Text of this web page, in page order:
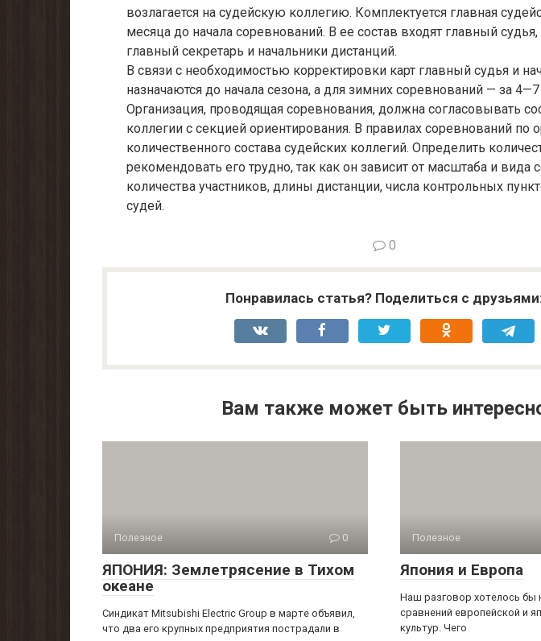
возлагается на судейскую коллегию. Комплектуется главная
месяца до начала соревнований. В ее состав входят главный судья,
главный секретарь и начальники дистанций.
В связи с необходимостью корректировки карт главный судья и
назначаются до начала сезона, а для зимних соревнований — за
Организация, проводящая соревнования, должна согласовывать
коллегии с секцией ориентирования. В правилах соревнований по
количественного состава судейских коллегий. Определить
рекомендовать его трудно, так как он зависит от масштаба и вида
количества участников, длины дистанции, числа контрольных
судей.
0
Понравилась статья? Поделиться с
Вам также может быть
Полезное 0
ЯПОНИЯ: Землетрясение в Тихом
океане
Синдикат Mitsubishi Electric Group в марте объявил,
что два его крупных предприятия пострадали в
Полезное
Япония и Европа
Наш разговор хотелось бы
сравнений европейской и
культур. Чего